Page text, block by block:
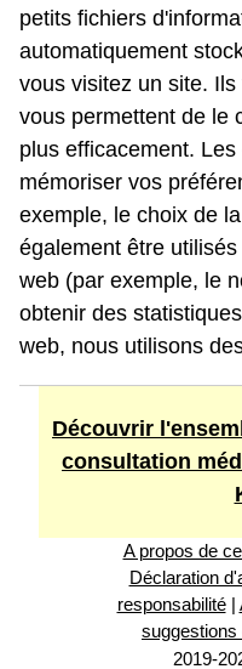
petits fichiers
automatiquement
vous visitez un site.
vous permettent de le
plus efficacement.
mémoriser vos
exemple, le choix de
également être
web (par exemple, le
obtenir des
web, nous utilisons
Découvrir
consultation
A propos de
Déclaration
responsabilité|
2019-